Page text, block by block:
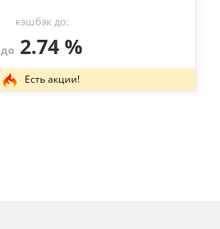
кэшбэк до:
до2.74 %
Есть акции!